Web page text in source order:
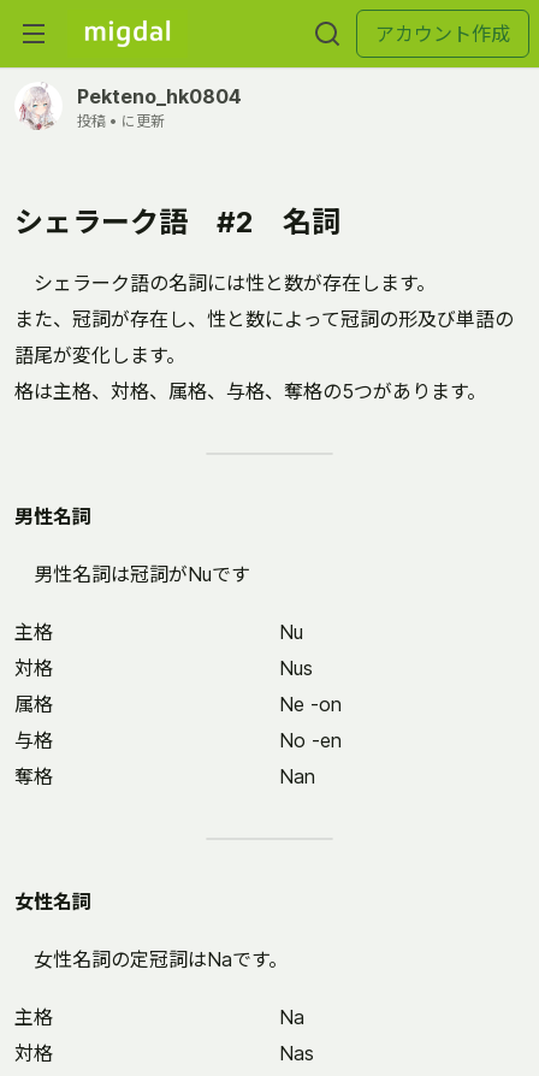
アカウント作成
Pekteno_hk0804
投稿 • に更新
シェラーク語 #2 名詞
シェラーク語の名詞には性と数が存在します。
また、冠詞が存在し、性と数によって冠詞の形及び単語の
語尾が変化します。
格は主格、対格、属格、与格、奪格の5つがあります。
男性名詞
男性名詞は冠詞がNuです
主格
対格
属格
与格
奪格
Nu
Nus
Ne -on
No -en
Nan
女性名詞
女性名詞の定冠詞はNaです。
主格
対格
Na
Nas